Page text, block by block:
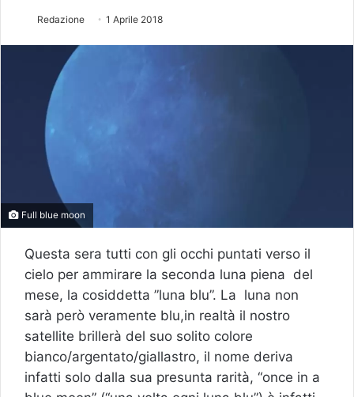
Redazione 1 Aprile 2018
Full blue moon
Questa sera tutti con gli occhi puntati verso il
cielo per ammirare la seconda luna piena del
mese, la cosiddetta ”luna blu”. La luna non
sarà però veramente blu,in realtà il nostro
satellite brillerà del suo solito colore
bianco/argentato/giallastro, il nome deriva
infatti solo dalla sua presunta rarità, “once in a